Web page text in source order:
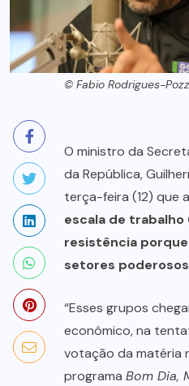
© Fabio Rodrigues-
O ministro da
da República,
terça-feira (12) que
escala de
resistência
setores
“Esses grupos
econômico, na
votação da matéria
programa Bom Dia,